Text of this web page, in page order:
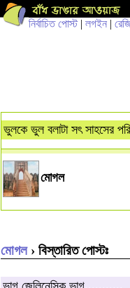
নির্বাচিত পোস্ট| লগইন |
ভুলকে ভুল বলাটা সৎ সাহসের
মোগল
মোগল› বিস্তারিত পোস্টঃ